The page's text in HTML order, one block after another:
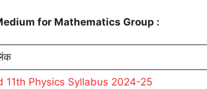
for Mathematics Group :
11th Physics Syllabus 2024-25